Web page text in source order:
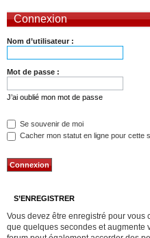
Connexion
Nom d’utilisateur :
Mot de passe :
J’ai oublié mon mot de passe
Se souvenir de moi
Cacher mon statut en ligne pour cette
S’ENREGISTRER
Vous devez être enregistré pour vous
que quelques secondes et augmente